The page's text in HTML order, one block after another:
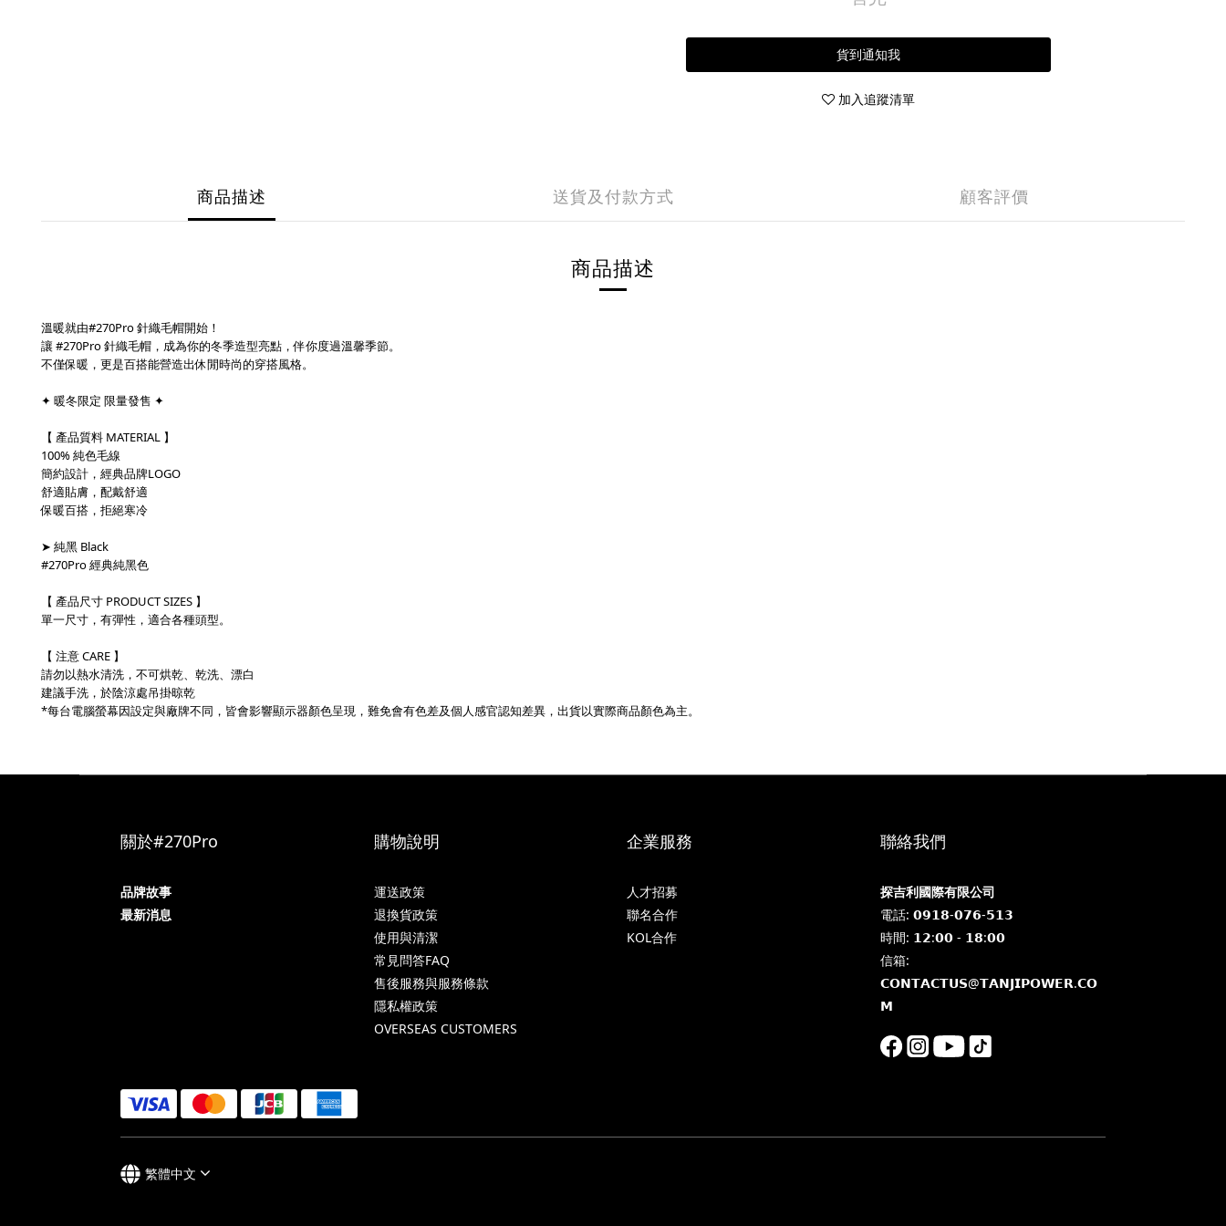
貨到通知我
加入追蹤清單
商品描述 送貨及付款方式 顧客評價
商品描述
溫暖就由#270Pro 針織毛帽開始！
讓 #270Pro 針織毛帽，成為你的冬季造型亮點，伴你度過溫馨季節。
不僅保暖，更是百搭能營造出休閒時尚的穿搭風格。
✦ 暖冬限定 限量發售 ✦
【 產品質料 MATERIAL 】
100% 純色毛線
簡約設計，經典品牌LOGO
舒適貼膚，配戴舒適
保暖百搭，拒絕寒冷
➤ 純黑 Black
#270Pro 經典純黑色
【 產品尺寸 PRODUCT SIZES 】
單一尺寸，有彈性，適合各種頭型。
【 注意 CARE 】
請勿以熱水清洗，不可烘乾、乾洗、漂白
建議手洗，於陰涼處吊掛晾乾
*每台電腦螢幕因設定與廠牌不同，皆會影響顯示器顏色呈現，難免會有色差及個人感官認知差異，出貨以實際商品顏色為主。
關於#270Pro
品牌故事
最新消息
購物說明
運送政策
退換貨政策
使用與清潔
常見問答FAQ
售後服務與服務條款
隱私權政策
OVERSEAS CUSTOMERS
企業服務
人才招募
聯名合作
KOL合作
聯絡我們
探吉利國際有限公司
電話: 𝟬𝟵𝟭𝟴-𝟬𝟳𝟲-𝟱𝟭𝟯
時間: 𝟭𝟮:𝟬𝟬 - 𝟭𝟴:𝟬𝟬
信箱:
𝗖𝗢𝗡𝗧𝗔𝗖𝗧𝗨𝗦@𝗧𝗔𝗡𝗝𝗜𝗣𝗢𝗪𝗘𝗥.𝗖𝗢
𝗠
繁體中文